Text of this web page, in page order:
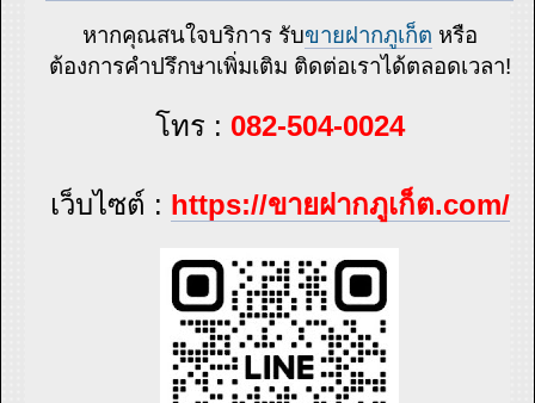
หากคุณสนใจบริการ รับขายฝากภูเก็ต หรือ
ต้องการคำปรึกษาเพิ่มเติม ติดต่อเราได้ตลอดเวลา!
โทร : 082-504-0024
เว็บไซต์ : https://ขายฝากภูเก็ต.com/